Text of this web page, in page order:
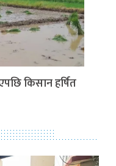
किसान हर्षित